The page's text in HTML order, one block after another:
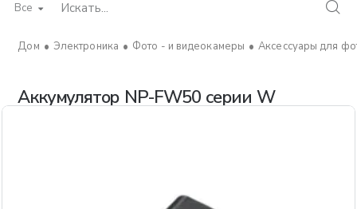
Все
Искать...
Аккумулятор NP-FW50 серии W
Электроника Фото - и видеокамеры Аксессуары для